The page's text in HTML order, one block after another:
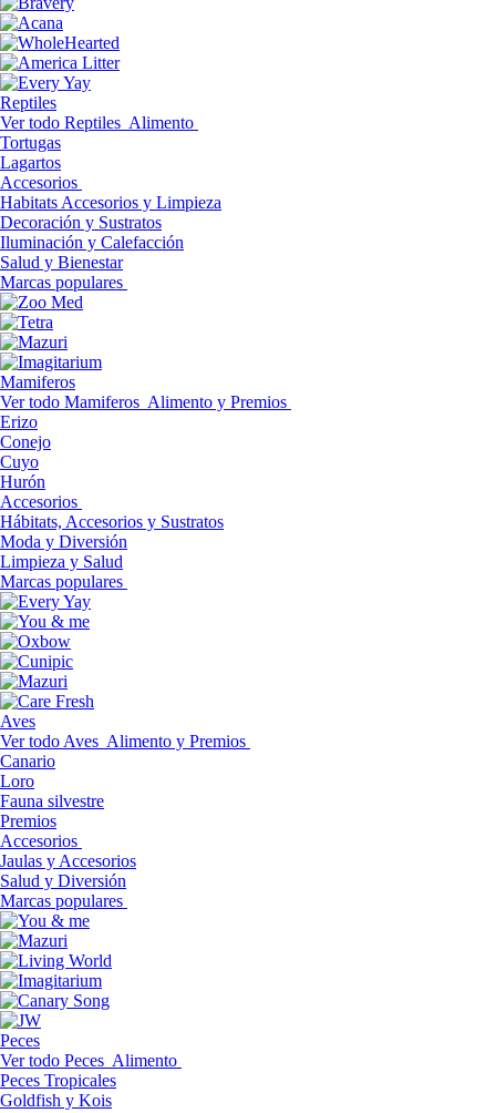
Reptiles
Ver todo Reptiles Alimento
Tortugas
Lagartos
Accesorios
Habitats Accesorios y Limpieza
Decoración y Sustratos
Iluminación y Calefacción
Salud y Bienestar
Marcas populares
Mamiferos
Ver todo Mamiferos Alimento y Premios
Erizo
Conejo
Cuyo
Hurón
Accesorios
Hábitats, Accesorios y Sustratos
Moda y Diversión
Limpieza y Salud
Marcas populares
Aves
Ver todo Aves Alimento y Premios
Canario
Loro
Fauna silvestre
Premios
Accesorios
Jaulas y Accesorios
Salud y Diversión
Marcas populares
Peces
Ver todo Peces Alimento
Peces Tropicales
Goldfish y Kois